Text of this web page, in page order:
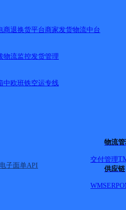
商退换货平台商家发货物流中台
物流监控发货管理
中欧班铁空运专线
电子面单API
物流
交付管理
供应链
WMSERP
快递(12) 德邦快递(53) 极兔速递
阳县,丽水市,
多号码
地址
城内全镜，
区厂区，古